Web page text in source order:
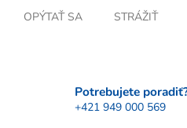
OPÝTAŤ SA STRÁŽIŤ
Potrebujete
+421 949 000 569